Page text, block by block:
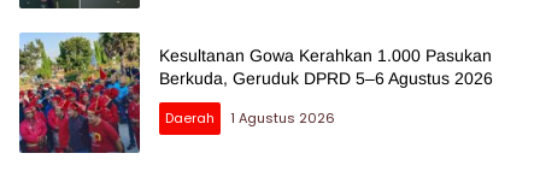
Kesultanan Gowa Kerahkan 1.000 Pasukan
Berkuda, Geruduk DPRD 5–6 Agustus 2026
Daerah 1 Agustus 2026